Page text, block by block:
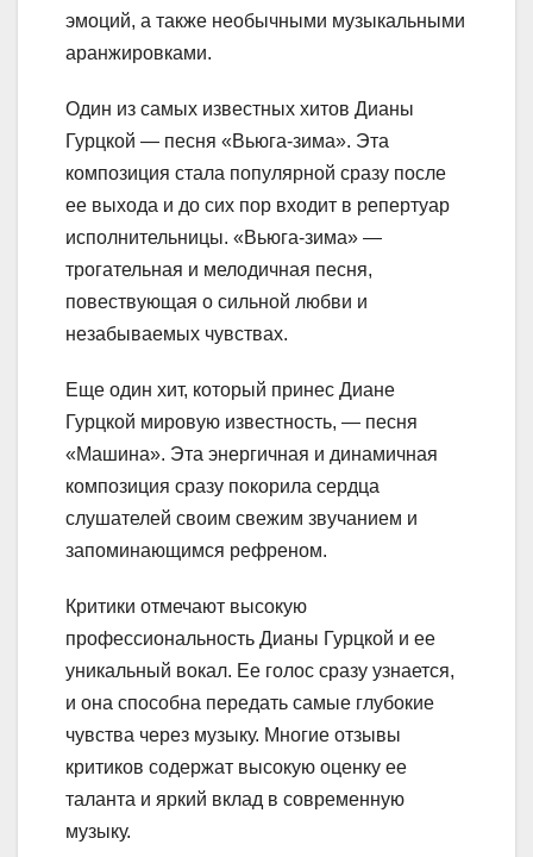
эмоций, а также необычными музыкальными
аранжировками.
Один из самых известных хитов Дианы
Гурцкой — песня «Вьюга-зима». Эта
композиция стала популярной сразу после
ее выхода и до сих пор входит в репертуар
исполнительницы. «Вьюга-зима» —
трогательная и мелодичная песня,
повествующая о сильной любви и
незабываемых чувствах.
Еще один хит, который принес Диане
Гурцкой мировую известность, — песня
«Машина». Эта энергичная и динамичная
композиция сразу покорила сердца
слушателей своим свежим звучанием и
запоминающимся рефреном.
Критики отмечают высокую
профессиональность Дианы Гурцкой и ее
уникальный вокал. Ее голос сразу узнается,
и она способна передать самые глубокие
чувства через музыку. Многие отзывы
критиков содержат высокую оценку ее
таланта и яркий вклад в современную
музыку.